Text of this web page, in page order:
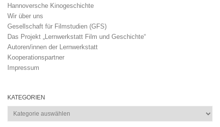
Hannoversche Kinogeschichte
Wir über uns
Gesellschaft für Filmstudien (GFS)
Das Projekt „Lernwerkstatt Film und Geschichte“
Autoren/innen der Lernwerkstatt
Kooperationspartner
Impressum
KATEGORIEN
Kategorien